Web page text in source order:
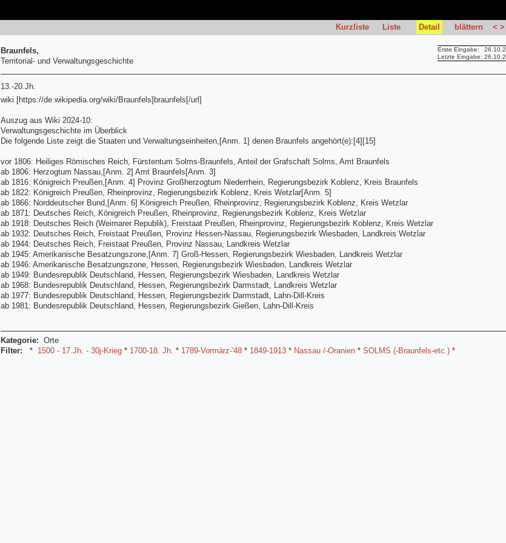
Kurzliste Liste Detail blättern < >
Erste Eingabe:
Letzte Eingabe:
Braunfels,
Territorial- und Verwaltungsgeschichte
13.-20.Jh.
wiki [https://de.wikipedia.org/wiki/Braunfels]braunfels[/url]
Auszug aus Wiki 2024-10:
Verwaltungsgeschichte im Überblick
Die folgende Liste zeigt die Staaten und Verwaltungseinheiten,[Anm. 1] denen Braunfels angehört(e):[4][15]
vor 1806: Heiliges Römisches Reich, Fürstentum Solms-Braunfels, Anteil der Grafschaft Solms, Amt Braunfels
ab 1806: Herzogtum Nassau,[Anm. 2] Amt Braunfels[Anm. 3]
ab 1816: Königreich Preußen,[Anm. 4] Provinz Großherzogtum Niederrhein, Regierungsbezirk Koblenz, Kreis Braunfels
ab 1822: Königreich Preußen, Rheinprovinz, Regierungsbezirk Koblenz, Kreis Wetzlar[Anm. 5]
ab 1866: Norddeutscher Bund,[Anm. 6] Königreich Preußen, Rheinprovinz, Regierungsbezirk Koblenz, Kreis Wetzlar
ab 1871: Deutsches Reich, Königreich Preußen, Rheinprovinz, Regierungsbezirk Koblenz, Kreis Wetzlar
ab 1918: Deutsches Reich (Weimarer Republik), Freistaat Preußen, Rheinprovinz, Regierungsbezirk Koblenz, Kreis Wetzlar
ab 1932: Deutsches Reich, Freistaat Preußen, Provinz Hessen-Nassau, Regierungsbezirk Wiesbaden, Landkreis Wetzlar
ab 1944: Deutsches Reich, Freistaat Preußen, Provinz Nassau, Landkreis Wetzlar
ab 1945: Amerikanische Besatzungszone,[Anm. 7] Groß-Hessen, Regierungsbezirk Wiesbaden, Landkreis Wetzlar
ab 1946: Amerikanische Besatzungszone, Hessen, Regierungsbezirk Wiesbaden, Landkreis Wetzlar
ab 1949: Bundesrepublik Deutschland, Hessen, Regierungsbezirk Wiesbaden, Landkreis Wetzlar
ab 1968: Bundesrepublik Deutschland, Hessen, Regierungsbezirk Darmstadt, Landkreis Wetzlar
ab 1977: Bundesrepublik Deutschland, Hessen, Regierungsbezirk Darmstadt, Lahn-Dill-Kreis
ab 1981: Bundesrepublik Deutschland, Hessen, Regierungsbezirk Gießen, Lahn-Dill-Kreis
Kategorie: Orte
Filter:
* 1500 - 17.Jh. - 30j-Krieg * 1700-18. Jh. * 1789-Vormärz-'48 * 1849-1913 * Nassau /-Oranien * SOLMS (-Braunfels-etc.) *